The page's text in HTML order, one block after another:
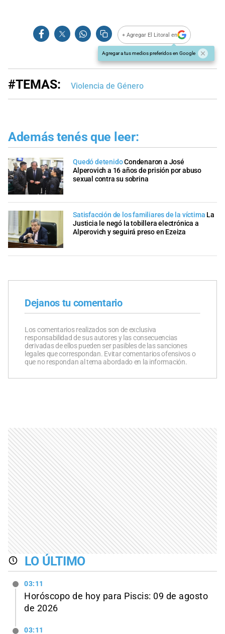
+ Agregar El Litoral en
Agregar a tus medios preferidos en Google
#TEMAS: Violencia de Género
Además tenés que leer:
Quedó detenidoCondenaron a José
Alperovich a 16 años de prisión por abuso
sexual contra su sobrina
Satisfacción de los familiares de la víctima La
Justicia le negó la tobillera electrónica a
Alperovich y seguirá preso en Ezeiza
Dejanos tu comentario
Los comentarios realizados son de exclusiva
responsabilidad de sus autores y las consecuencias
derivadas de ellos pueden ser pasibles de las sanciones
legales que correspondan. Evitar comentarios ofensivos o
que no respondan al tema abordado en la información.
LO ÚLTIMO
03:11
Horóscopo de hoy para Piscis: 09 de agosto
de 2026
03:11